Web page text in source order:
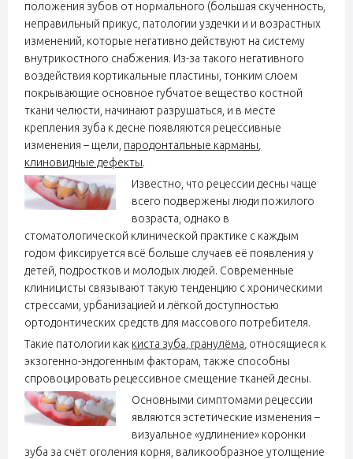
положения зубов от нормального (большая скученность,
неправильный прикус, патологии уздечки и и возрастных
изменений, которые негативно действуют на систему
внутрикостного снабжения. Из-за такого негативного
воздействия кортикальные пластины, тонким слоем
покрывающие основное губчатое вещество костной
ткани челюсти, начинают разрушаться, и в месте
крепления зуба к десне появляются рецессивные
изменения – щели, пародонтальные карманы
клиновидные дефекты.
Известно, что рецессии десны чаще
всего подвержены люди пожилого
возраста, однако в
стоматологической клинической практике с каждым
годом фиксируется всё больше случаев её появления у
детей, подростков и молодых людей. Современные
клиницисты связывают такую тенденцию с хроническими
стрессами, урбанизацией и лёгкой доступностью
ортодонтических средств для массового потребителя.
Такие патологии как киста зуба гранулёма относящиеся к
экзогенно-эндогенным факторам, также способны
спровоцировать рецессивное смещение тканей десны.
Основными симптомами рецессии
являются эстетические изменения –
визуальное «удлинение» коронки
зуба за счёт оголения корня, валикообразное утолщение